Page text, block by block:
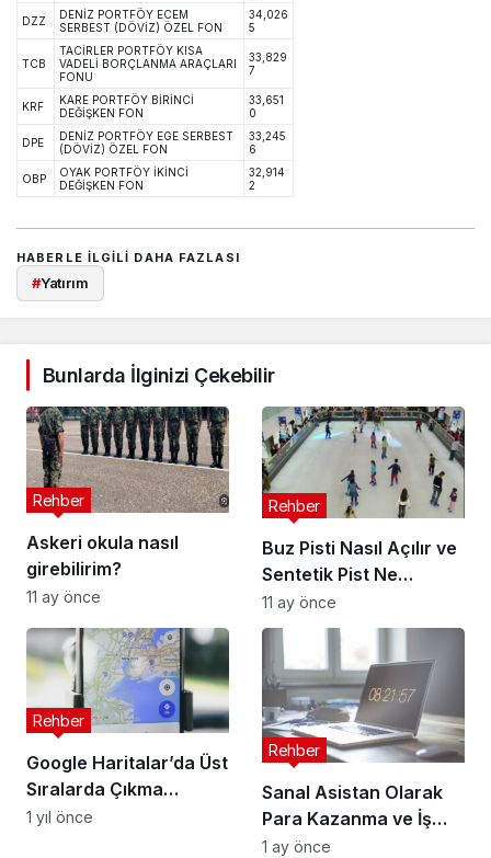
DZZ
DENİZ PORTFÖY ECEM
SERBEST (DÖVİZ) ÖZEL FON
34,026
5
TCB
TACİRLER PORTFÖY KISA
VADELİ BORÇLANMA ARAÇLARI
FONU
33,829
7
KRF
KARE PORTFÖY BİRİNCİ
DEĞİŞKEN FON
33,651
0
DPE
DENİZ PORTFÖY EGE SERBEST
(DÖVİZ) ÖZEL FON
33,245
6
OBP
OYAK PORTFÖY İKİNCİ
DEĞİŞKEN FON
32,914
2
HABERLE ILGILI DAHA FAZLASI
#Yatırım
Bunlarda İlginizi Çekebilir
Askeri okula nasıl
girebilirim?
Rehber
11 ay önce
Buz Pisti Nasıl Açılır ve
Sentetik Pist Ne
Kadara Mal Olur?
Rehber
11 ay önce
Google Haritalar’da Üst
Sıralarda Çıkma
İpuçları
Rehber
1 yıl önce
Sanal Asistan Olarak
Para Kazanma ve İş
İlanları
Rehber
1 ay önce